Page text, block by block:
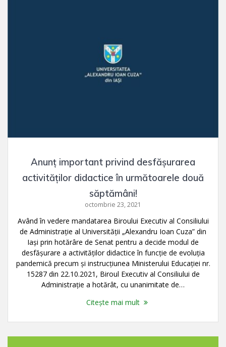
Anunț important privind desfășurarea
activităților didactice în următoarele două
săptămâni!
octombrie 23, 2021
Având în vedere mandatarea Biroului Executiv al Consiliului
de Administrație al Universității „Alexandru Ioan Cuza” din
Iași prin hotărâre de Senat pentru a decide modul de
desfășurare a activităților didactice în funcție de evoluția
pandemică precum și instrucțiunea Ministerului Educației nr.
15287 din 22.10.2021, Biroul Executiv al Consiliului de
Administrație a hotărât, cu unanimitate de…
Citește mai mult